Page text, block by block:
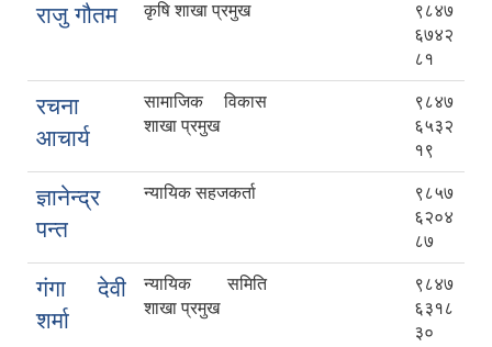
राजु गौतम कृषि शाखा प्रमुख
९८४७
६७४२
८१
रचना
आचार्य
सामाजिक विकास
शाखा प्रमुख
९८४७
६५३२
१९
ज्ञानेन्द्र
पन्त
न्यायिक सहजकर्ता
९८५७
६२०४
८७
गंगा देवी
शर्मा
न्यायिक समिति
शाखा प्रमुख
९८४७
६३१८
३०